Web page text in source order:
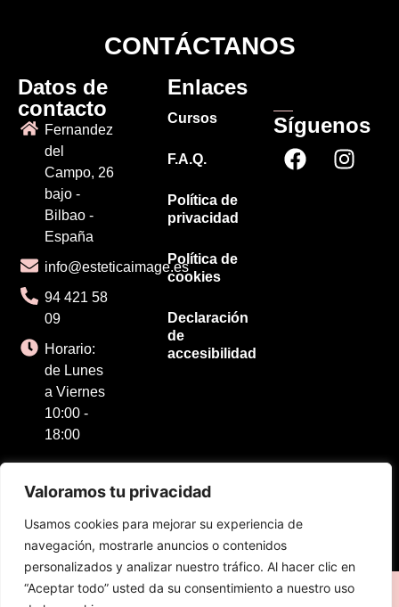
Valoramos tu privacidad
Usamos cookies para mejorar su experiencia de
navegación, mostrarle anuncios o contenidos
personalizados y analizar nuestro tráfico. Al hacer clic en
“Aceptar todo” usted da su consentimiento a nuestro uso
CONTÁCTANOS
Datos de
contacto
Fernandez
del
Campo, 26
bajo -
Bilbao -
España
info@esteticaimage.es
94 421 58
09
Horario:
de Lunes
a Viernes
10:00 -
18:00
Enlaces
Cursos
F.A.Q.
Política de
privacidad
Política de
cookies
Declaración
de
accesibilidad
Síguenos
© 2025 Todos los derechos reservados. Diseñado por